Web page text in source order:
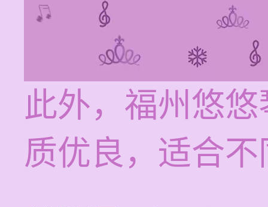
此外，福州悠
质优良，适合